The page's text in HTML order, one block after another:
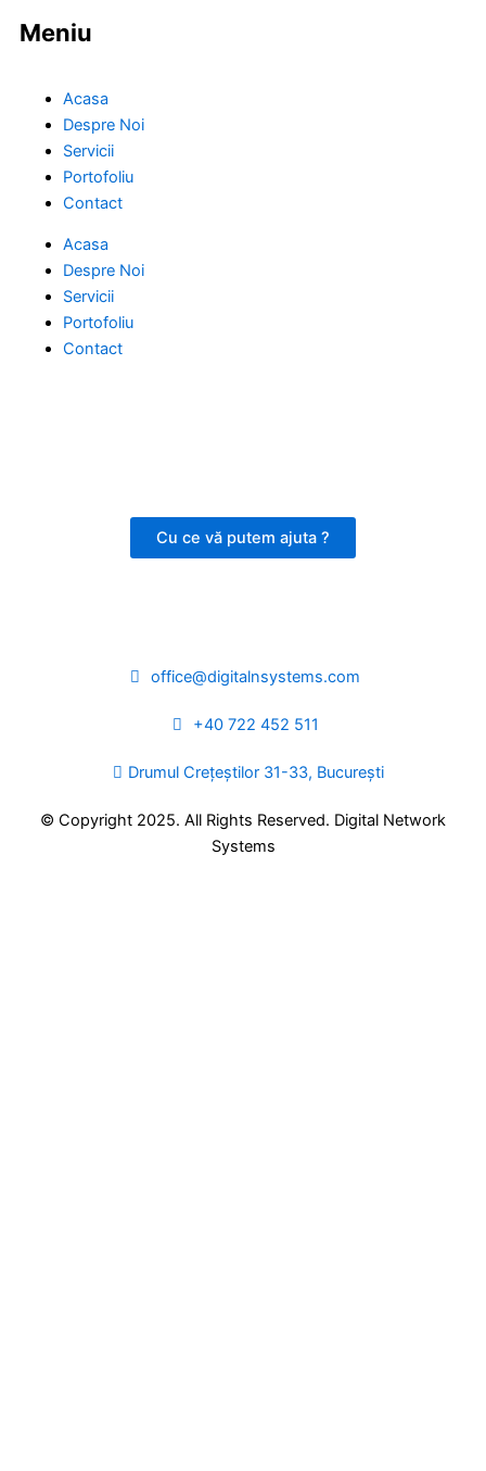
Meniu
Acasa
Despre Noi
Servicii
Portofoliu
Contact
Acasa
Despre Noi
Servicii
Portofoliu
Contact
Cu ce vă putem ajuta ?
office@digitalnsystems.com
+40 722 452 511
Drumul Crețeștilor 31-33, București
© Copyright 2025. All Rights Reserved. Digital Network
Systems